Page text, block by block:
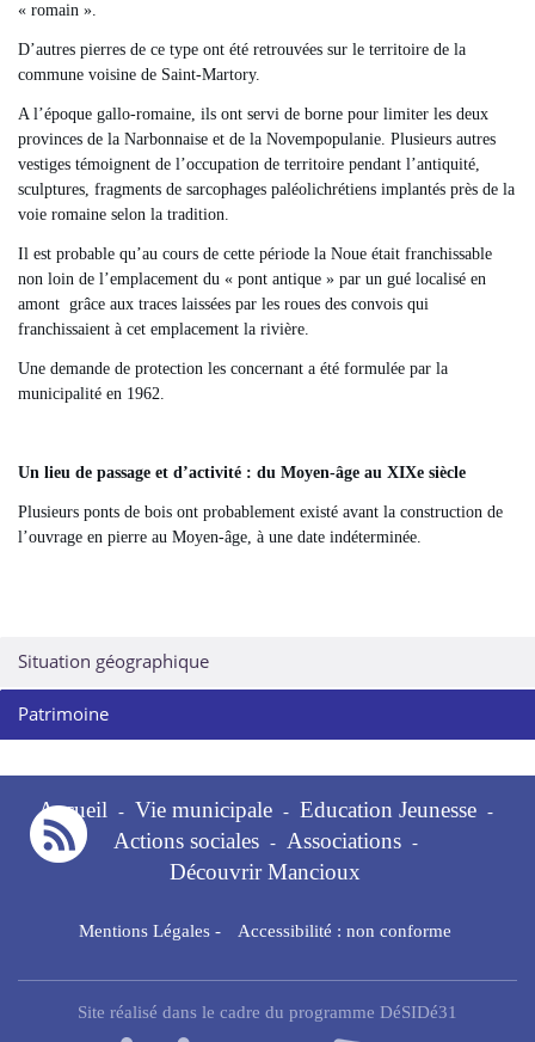
« romain ».
D’autres pierres de ce type ont été retrouvées sur le territoire de la
commune voisine de Saint-Martory.
A l’époque gallo-romaine, ils ont servi de borne pour limiter les deux
provinces de la Narbonnaise et de la Novempopulanie. Plusieurs autres
vestiges témoignent de l’occupation de territoire pendant l’antiquité,
sculptures, fragments de sarcophages paléolichrétiens implantés près de la
voie romaine selon la tradition.
Il est probable qu’au cours de cette période la Noue était franchissable
non loin de l’emplacement du « pont antique » par un gué localisé en
amont grâce aux traces laissées par les roues des convois qui
franchissaient à cet emplacement la rivière.
Une demande de protection les concernant a été formulée par la
municipalité en 1962.
Un lieu de passage et d’activité : du Moyen-âge au XIXe siècle
Plusieurs ponts de bois ont probablement existé avant la construction de
l’ouvrage en pierre au Moyen-âge, à une date indéterminée.
Situation géographique
Patrimoine
Accueil - Vie municipale - Education Jeunesse -
Actions sociales - Associations -
Découvrir Mancioux
Mentions Légales- Accessibilité : non conforme
Site réalisé dans le cadre du programme DéSIDé31